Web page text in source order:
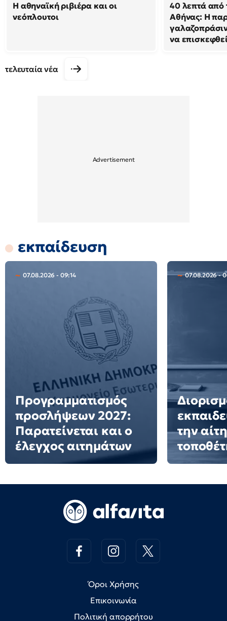
Η αθηναϊκή ριβιέρα και οι
νεόπλουτοι
40 λεπτά από
Αθήνας: Η
να
τελευταία νέα
εκπαίδευση
07.08.2026 - 09:14
Προγραμματισμός
προσλήψεων 2027:
Παρατείνεται και ο
έλεγχος αιτημάτων
07.08.2026 -
την
Όροι Χρήσης
Επικοινωνία
Πολιτική απορρήτου